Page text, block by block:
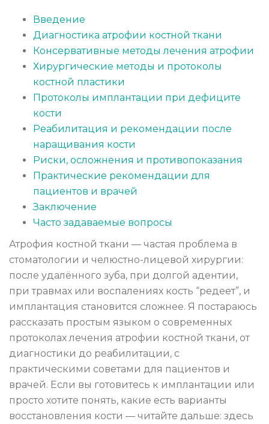
Введение
Диагностика атрофии костной ткани
Консервативные методы лечения атрофии
Хирургические методы и протоколы
костной пластики
Протоколы имплантации при дефиците
кости
Реабилитация и рекомендации после
наращивания кости
Риски, осложнения и противопоказания
Практические рекомендации для
пациентов и врачей
Заключение
Часто задаваемые вопросы
Атрофия костной ткани — частая проблема в
стоматологии и челюстно-лицевой хирургии:
после удалённого зуба, при долгой адентии,
при травмах или воспалениях кость “редеет”, и
имплантация становится сложнее. Я постараюсь
рассказать простым языком о современных
протоколах лечения атрофии костной ткани, от
диагностики до реабилитации, с
практическими советами для пациентов и
врачей. Если вы готовитесь к имплантации или
просто хотите понять, какие есть варианты
восстановления кости — читайте дальше: здесь